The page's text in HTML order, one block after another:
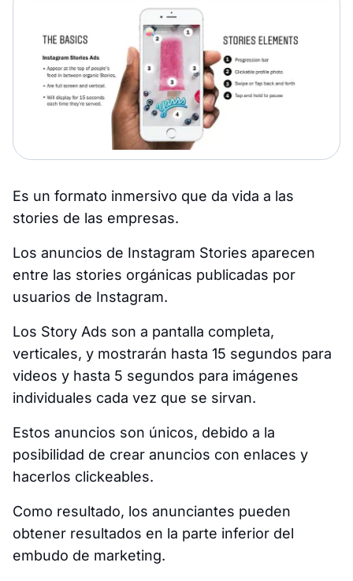
Es un formato inmersivo que da vida a las
stories de las empresas.
Los anuncios de Instagram Stories aparecen
entre las stories orgánicas publicadas por
usuarios de Instagram.
Los Story Ads son a pantalla completa,
verticales, y mostrarán hasta 15 segundos para
videos y hasta 5 segundos para imágenes
individuales cada vez que se sirvan.
Estos anuncios son únicos, debido a la
posibilidad de crear anuncios con enlaces y
hacerlos clickeables.
Como resultado, los anunciantes pueden
obtener resultados en la parte inferior del
embudo de marketing.